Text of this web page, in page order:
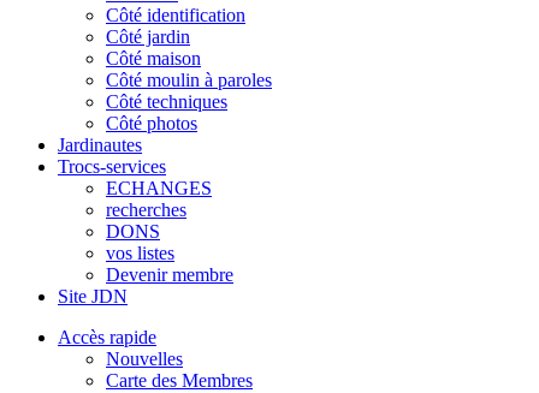
Côté identification
Côté jardin
Côté maison
Côté moulin à paroles
Côté techniques
Côté photos
Jardinautes
Trocs-services
ECHANGES
recherches
DONS
vos listes
Devenir membre
Site JDN
Accès rapide
Nouvelles
Carte des Membres